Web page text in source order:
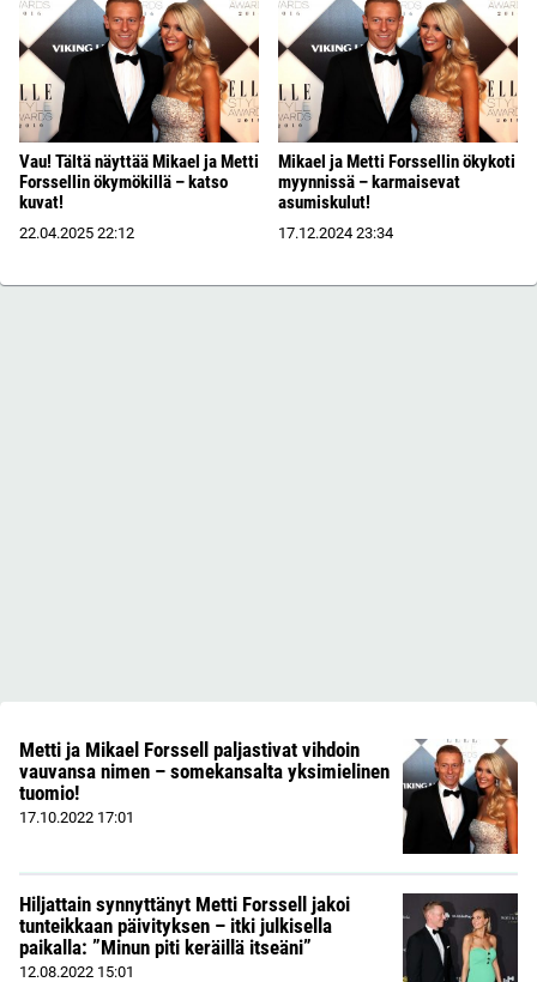
Vau! Tältä näyttää Mikael ja Metti
Forssellin ökymökillä – katso
kuvat!
22.04.2025 22:12
Mikael ja Metti Forssellin ökykoti
myynnissä – karmaisevat
asumiskulut!
17.12.2024 23:34
Metti ja Mikael Forssell paljastivat vihdoin
vauvansa nimen – somekansalta yksimielinen
tuomio!
17.10.2022 17:01
Hiljattain synnyttänyt Metti Forssell jakoi
tunteikkaan päivityksen – itki julkisella
paikalla: ”Minun piti keräillä itseäni”
12.08.2022 15:01